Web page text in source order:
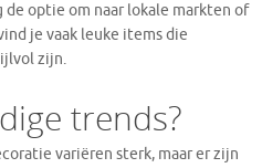
optie om naar lokale markten of
je vaak leuke items die
zijn.
trends?
variëren sterk, maar er zijn